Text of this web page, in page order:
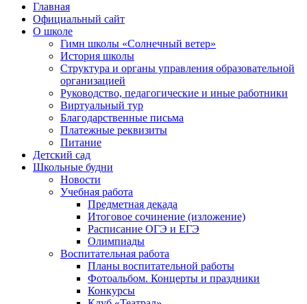
Главная
Официальный сайт
О школе
Гимн школы «Солнечный ветер»
История школы
Структура и органы управления образовательной
организацией
Руководство, педагогические и иные работники
Виртуальный тур
Благодарственные письма
Платежные реквизиты
Питание
Детский сад
Школьные будни
Новости
Учебная работа
Предметная декада
Итоговое сочинение (изложение)
Расписание ОГЭ и ЕГЭ
Олимпиады
Воспитательная работа
Планы воспитательной работы
Фотоальбом. Концерты и праздники
Конкурсы